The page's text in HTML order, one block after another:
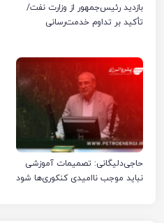
بازدید رئیس‌جمهور از وزارت نفت/
تأکید بر تداوم خدمت‌رسانی
حاجی‌دلیگانی: تصمیمات آموزشی
نباید موجب ناامیدی کنکوری‌ها شود